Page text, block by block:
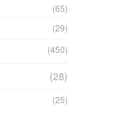
(65)
(29)
(450)
(28)
(25)